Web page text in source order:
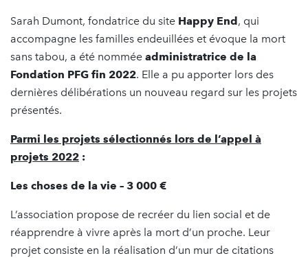
Sarah Dumont, fondatrice du site Happy End , qui
accompagne les familles endeuillées et évoque la mort
sans tabou, a été nommée administratrice de la
Fondation PFG fin 2022. Elle a pu apporter lors des
dernières délibérations un nouveau regard sur les projets
présentés.
Parmi les projets sélectionnés lors de l’appel à
projets 2022 :
Les choses de la vie – 3 000 €
L’association propose de recréer du lien social et de
réapprendre à vivre après la mort d’un proche. Leur
projet consiste en la réalisation d’un mur de citations